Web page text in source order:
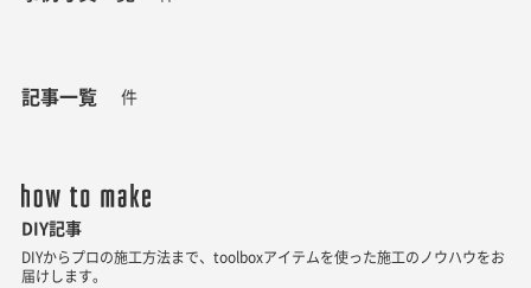
記事一覧 件
DIY記事
DIYからプロの施工方法まで、toolboxアイテムを使った施工のノウハウをお
届けします。